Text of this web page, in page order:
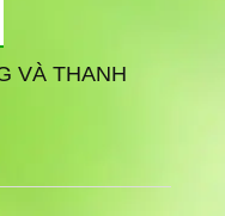
VÀ THANH